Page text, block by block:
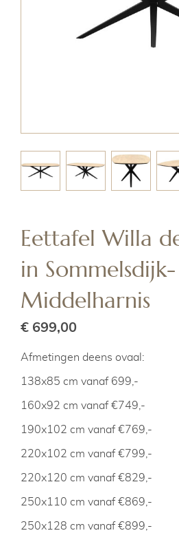
beginning
the
gallery
Eettafel Willa
in Sommelsdijk-
Middelharnis
€ 699,00
Afmetingen deens ovaal:
138x85 cm vanaf 699,-
160x92 cm vanaf €749,-
190x102 cm vanaf €769,-
220x102 cm vanaf €799,-
220x120 cm vanaf €829,-
250x110 cm vanaf €869,-
250x128 cm vanaf €899,-